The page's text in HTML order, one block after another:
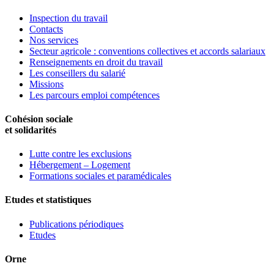
Inspection du travail
Contacts
Nos services
Secteur agricole : conventions collectives et accords salariaux
Renseignements en droit du travail
Les conseillers du salarié
Missions
Les parcours emploi compétences
Cohésion sociale
et solidarités
Lutte contre les exclusions
Hébergement – Logement
Formations sociales et paramédicales
Etudes et statistiques
Publications périodiques
Etudes
Orne